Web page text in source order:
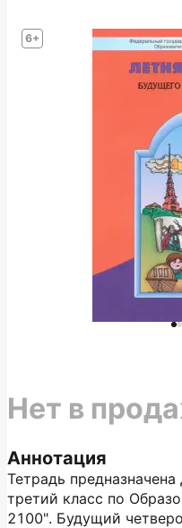
6+
Аннотация
Тетрадь
третий класс по
2100". Будущий
Нет в